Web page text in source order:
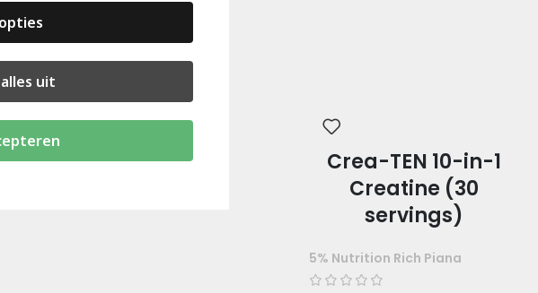
Crea-TEN 10-in-1
Creatine (30
servings)
5% Nutrition Rich Piana
uit